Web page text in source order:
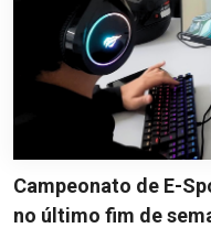
Campeonato de E-
no último fim de